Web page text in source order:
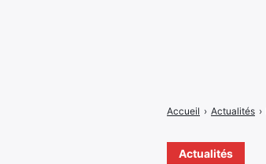
Actualités
Accueil › Actualités ›